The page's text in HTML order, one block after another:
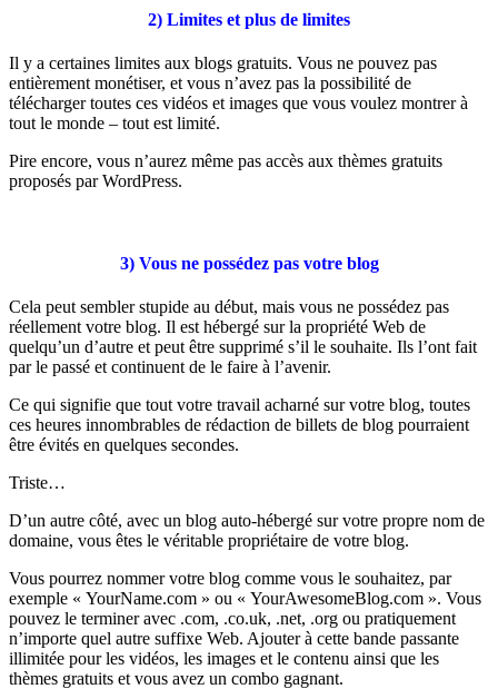
2) Limites et plus de limites
Il y a certaines limites aux blogs gratuits. Vous ne pouvez pas
entièrement monétiser, et vous n’avez pas la possibilité de
télécharger toutes ces vidéos et images que vous voulez montrer à
tout le monde – tout est limité.
Pire encore, vous n’aurez même pas accès aux thèmes gratuits
proposés par WordPress.
3) Vous ne possédez pas votre blog
Cela peut sembler stupide au début, mais vous ne possédez pas
réellement votre blog. Il est hébergé sur la propriété Web de
quelqu’un d’autre et peut être supprimé s’il le souhaite. Ils l’ont fait
par le passé et continuent de le faire à l’avenir.
Ce qui signifie que tout votre travail acharné sur votre blog, toutes
ces heures innombrables de rédaction de billets de blog pourraient
être évités en quelques secondes.
Triste…
D’un autre côté, avec un blog auto-hébergé sur votre propre nom de
domaine, vous êtes le véritable propriétaire de votre blog.
Vous pourrez nommer votre blog comme vous le souhaitez, par
exemple « YourName.com » ou « YourAwesomeBlog.com ». Vous
pouvez le terminer avec .com, .co.uk, .net, .org ou pratiquement
n’importe quel autre suffixe Web. Ajouter à cette bande passante
illimitée pour les vidéos, les images et le contenu ainsi que les
thèmes gratuits et vous avez un combo gagnant.